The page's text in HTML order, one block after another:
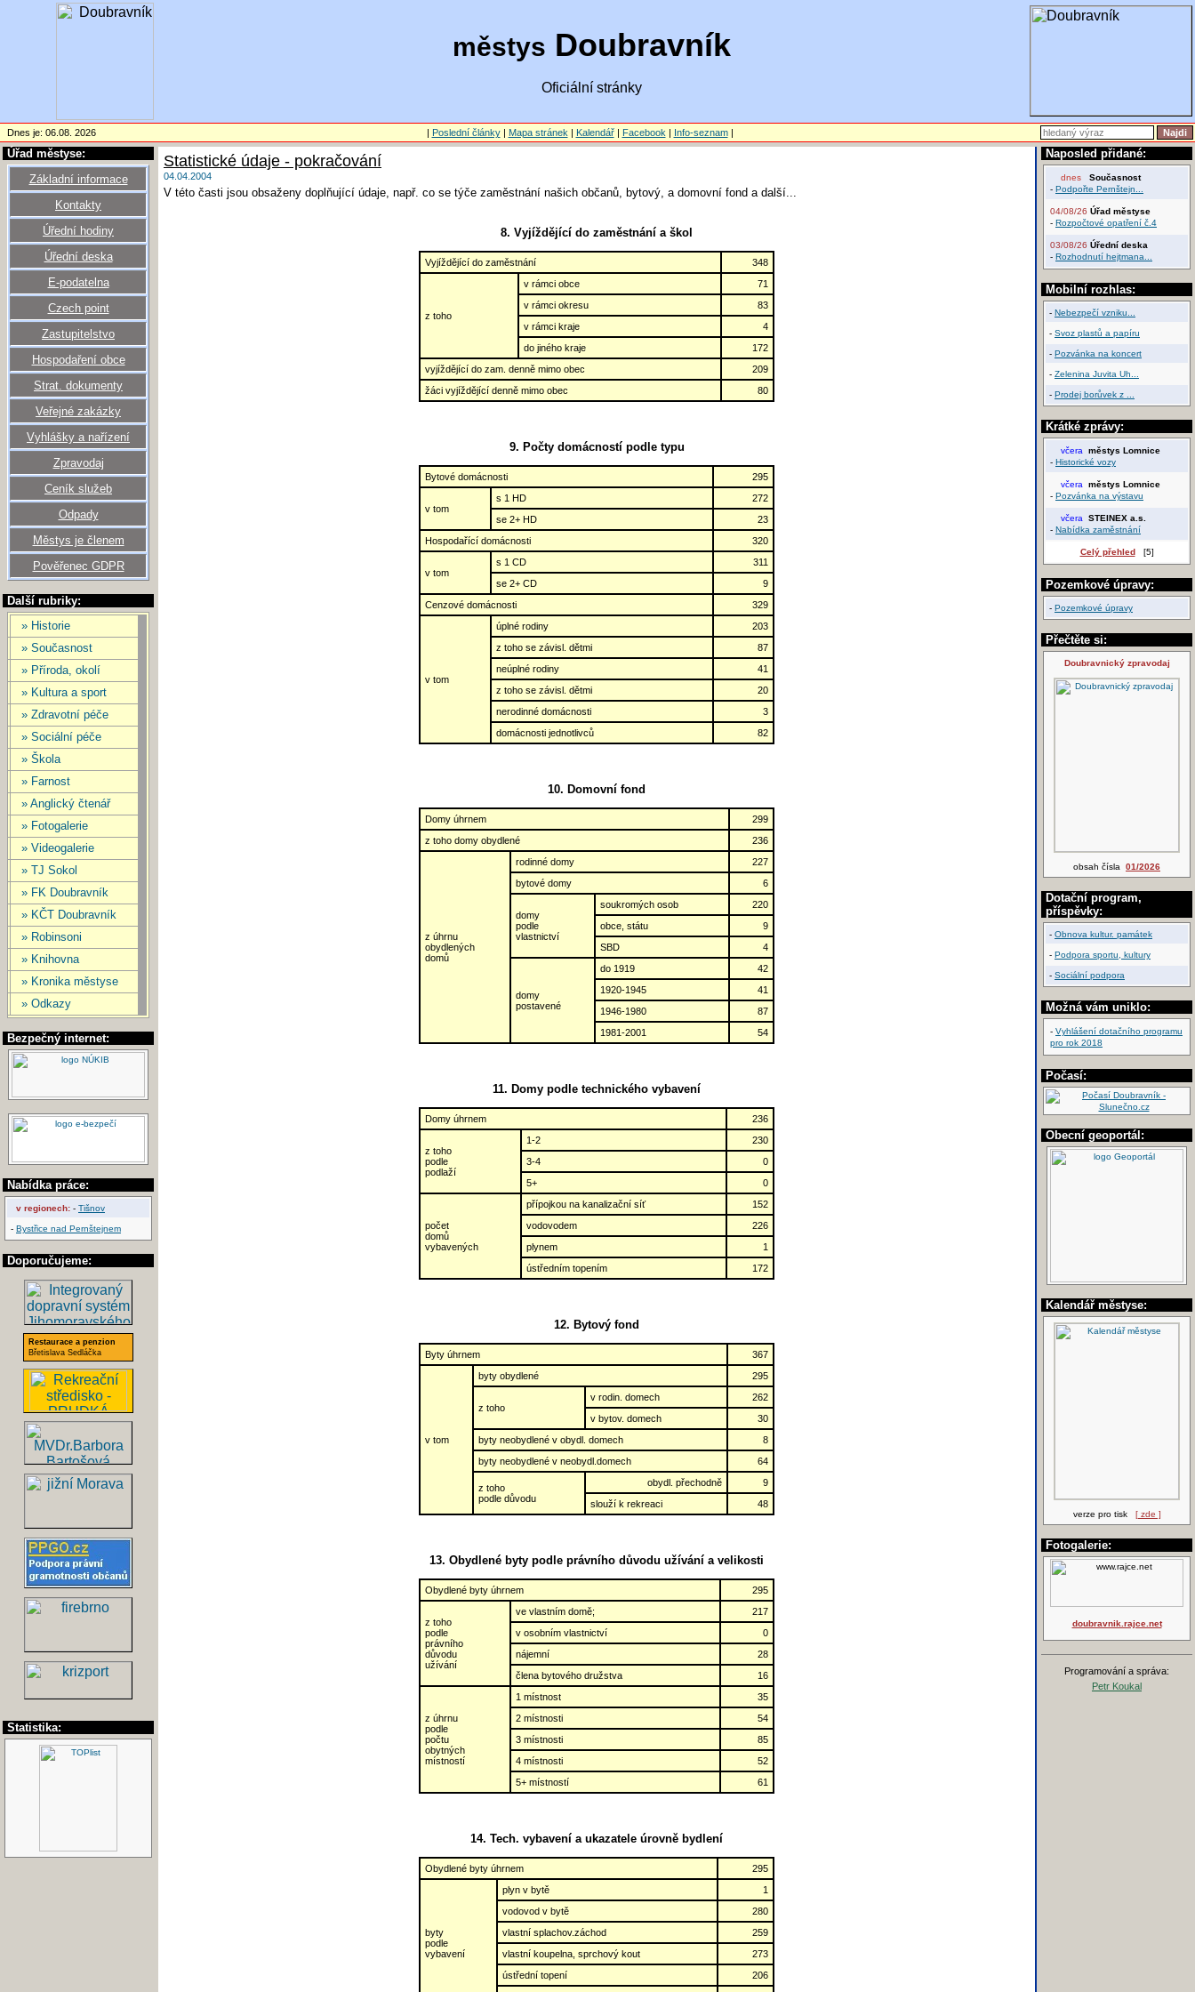
městys Doubravník
Oficiální stránky
Dnes je: 06.08. 2026 | Poslední články| Mapa stránek | Kalendář| Facebook | Info-seznam|
Úřad městyse:
Základní informace
Kontakty
Úřední hodiny
Úřední deska
E-podatelna
Czech point
Zastupitelstvo
Hospodaření obce
Strat. dokumenty
Veřejné zakázky
Vyhlášky a nařízení
Zpravodaj
Ceník služeb
Odpady
Městys je členem
Pověřenec GDPR
Další rubriky:
» Historie
» Současnost
» Příroda, okolí
» Kultura a sport
» Zdravotní péče
» Sociální péče
» Škola
» Farnost
» Anglický čtenář
» Fotogalerie
» Videogalerie
» TJ Sokol
» FK Doubravník
» KČT Doubravník
» Robinsoni
» Knihovna
» Kronika městyse
» Odkazy
Bezpečný internet:
Nabídka práce:
v regionech: - Tišnov
- Bystřice nad Pernštejnem
Doporučujeme:
Restaurace a penzion
Břetislava Sedláčka
Statistika:
Naposled přidané:
dnes Současnost
- Podpořte Pernštejn...
04/08/26 Úřad městyse
- Rozpočtové opatření č.4
03/08/26 Úřední deska
- Rozhodnutí hejtmana...
Mobilní rozhlas:
- Nebezpečí vzniku...
- Svoz plastů a papíru
- Pozvánka na koncert
- Zelenina Juvita Uh...
- Prodej borůvek z ...
Krátké zprávy:
včera městys Lomnice
- Historické vozy
včera městys Lomnice
- Pozvánka na výstavu
včera STEINEX a.s.
- Nabídka zaměstnání
Celý přehled[5]
Pozemkové úpravy:
- Pozemkové úpravy
Přečtěte si:
Doubravnický zpravodaj
obsah čísla 01/2026
Dotační program,
příspěvky:
- Obnova kultur. památek
- Podpora sportu, kultury
- Sociální podpora
Možná vám uniklo:
- Vyhlášení dotačního programu
pro rok 2018
Počasí:
Obecní geoportál:
Kalendář městyse:
verze pro tisk [ zde ]
Fotogalerie:
doubravnik.rajce.net
Programování a správa:
Petr Koukal
Statistické údaje - pokračování
04.04.2004
V této časti jsou obsaženy doplňující údaje, např. co se týče zaměstnání našich občanů, bytový, a domovní fond a další...
8. Vyjíždějící do zaměstnání a škol
Vyjíždějící do zaměstnání 348
z toho
v rámci obce
71
v rámci okresu
83
v rámci kraje
4
do jiného kraje
172
vyjíždějící do zam. denně mimo obec
209
žáci vyjíždějící denně mimo obec
80
9. Počty domácností podle typu
Bytové domácnosti 295
v tom
s 1 HD
272
se 2+ HD
23
Hospodařící domácnosti
320
v tom
s 1 CD
311
se 2+ CD
9
Cenzové domácnosti
329
v tom
úplné rodiny
203
z toho se závisl. dětmi
87
neúplné rodiny
41
z toho se závisl. dětmi
20
nerodinné domácnosti
3
domácnosti jednotlivců
82
10. Domovní fond
Domy úhrnem
299
z toho domy obydlené
236
z úhrnu
obydlených
domů
rodinné domy
227
bytové domy
6
domy
podle
vlastnictví
soukromých osob
220
obce, státu
9
SBD
4
domy
postavené
do 1919
42
1920-1945
41
1946-1980
87
1981-2001
54
11. Domy podle technického vybavení
Domy úhrnem 236
z toho
podle
podlaží
1-2
230
3-4
0
5+
0
počet
domů
vybavených
přípojkou na kanalizační síť
152
vodovodem
226
plynem
1
ústředním topením
172
12. Bytový fond
Byty úhrnem 367
v tom
byty obydlené 295
z toho
v rodin. domech
262
v bytov. domech
30
byty neobydlené v obydl. domech
8
byty neobydlené v neobydl.domech
64
z toho
podle důvodu
obydl. přechodně
9
slouží k rekreaci
48
13. Obydlené byty podle právního důvodu užívání a velikosti
Obydlené byty úhrnem 295
z toho
podle
právního
důvodu
užívání
ve vlastním domě;
217
v osobním vlastnictví
0
nájemní
28
člena bytového družstva
16
z úhrnu
podle
počtu
obytných
místností
1 místnost
35
2 místnosti
54
3 místnosti
85
4 místnosti
52
5+ místností
61
14. Tech. vybavení a ukazatele úrovně bydlení
Obydlené byty úhrnem 295
byty
podle
vybavení
plyn v bytě
1
vodovod v bytě
280
vlastní splachov.záchod
259
vlastní koupelna, sprchový kout
273
ústřední topení
206